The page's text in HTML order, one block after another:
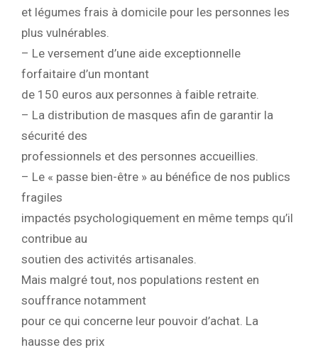
et légumes frais à domicile pour les personnes les
plus vulnérables.
– Le versement d’une aide exceptionnelle
forfaitaire d’un montant
de 150 euros aux personnes à faible retraite.
– La distribution de masques afin de garantir la
sécurité des
professionnels et des personnes accueillies.
– Le « passe bien-être » au bénéfice de nos publics
fragiles
impactés psychologiquement en même temps qu’il
contribue au
soutien des activités artisanales.
Mais malgré tout, nos populations restent en
souffrance notamment
pour ce qui concerne leur pouvoir d’achat. La
hausse des prix